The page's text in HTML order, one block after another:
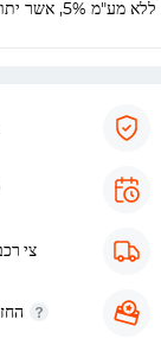
כל המחירים מצוינים ללא
צי